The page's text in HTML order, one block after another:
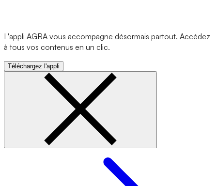
L'appli AGRA vous accompagne désormais partout. Accédez
à tous vos contenus en un clic.
Téléchargez l'appli